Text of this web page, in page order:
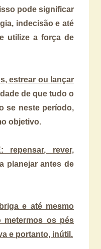
pode significar
indecisão e até
utilize a força de
estrear ou lançar
de que tudo o
se neste período,
objetivo.
repensar, rever,
planejar antes de
e até mesmo
metermos os pés
e portanto, inútil.